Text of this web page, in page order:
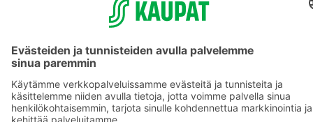
S-ostoslista -sovellus
Prisma.fi
Sokos.fi
S-Pankki
Yhteishyvä